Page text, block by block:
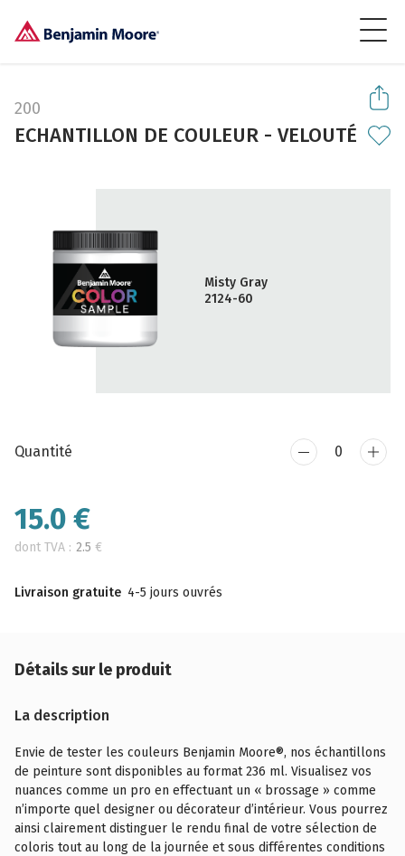
200
ECHANTILLON DE COULEUR - VELOUTÉ
Misty Gray
2124-60
Quantité
15.0 €
dont TVA : 2.5 €
Livraison gratuite 4-5 jours ouvrés
Détails sur le produit
La description
Envie de tester les couleurs Benjamin Moore®, nos échantillons
de peinture sont disponibles au format 236 ml. Visualisez vos
nuances comme un pro en effectuant un « brossage » comme
n’importe quel designer ou décorateur d’intérieur. Vous pourrez
ainsi clairement distinguer le rendu final de votre sélection de
coloris tout au long de la journée et sous différentes conditions